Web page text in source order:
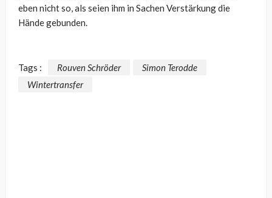
eben nicht so, als seien ihm in Sachen Verstärkung die
Hände gebunden.
Tags : Rouven Schröder
Simon Terodde
Wintertransfer